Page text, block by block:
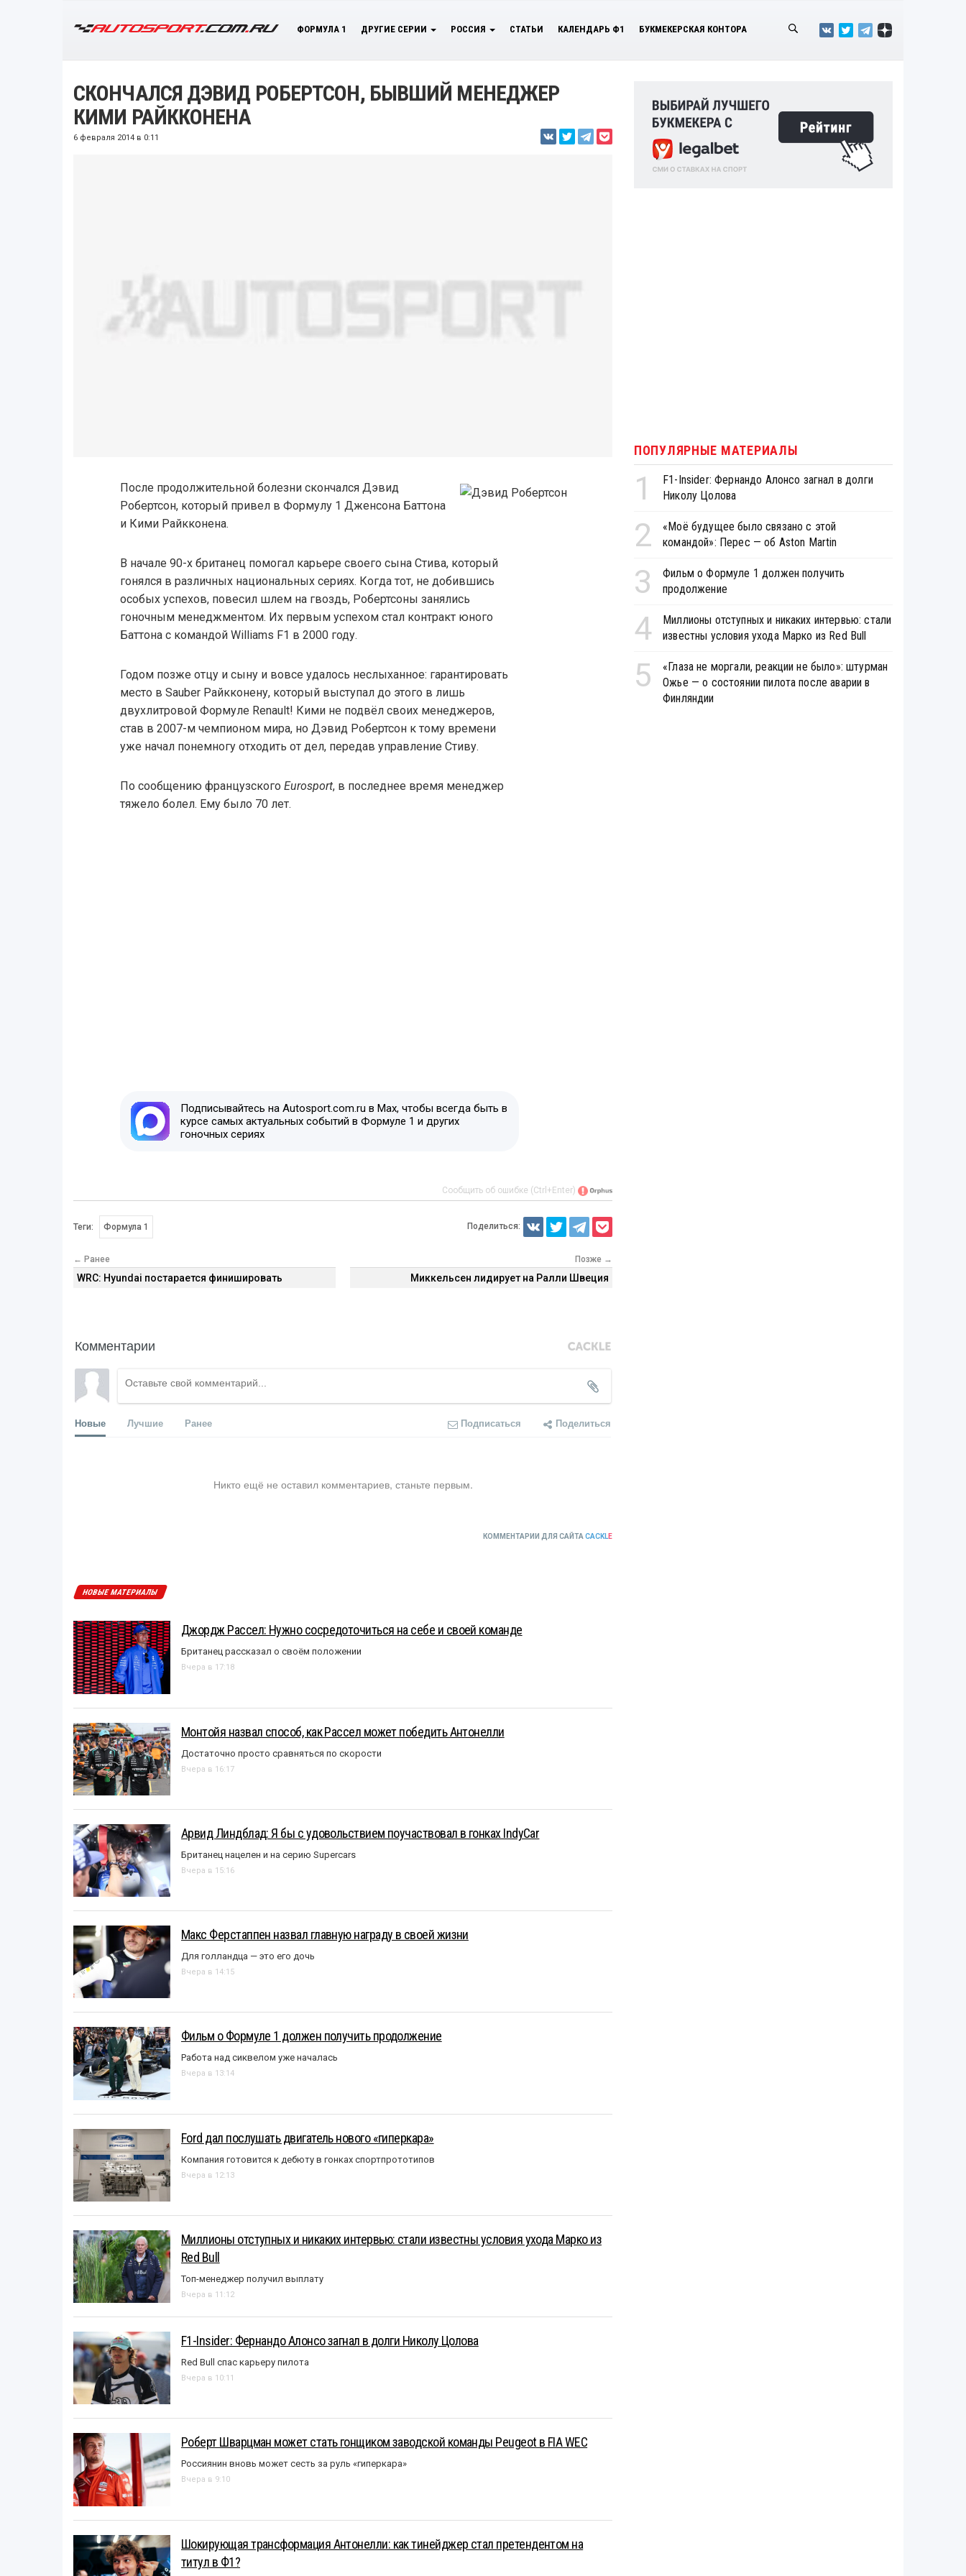
ФОРМУЛА 1 ДРУГИЕ СЕРИИ РОССИЯ СТАТЬИ КАЛЕНДАРЬ Ф1 БУКМЕКЕРСКАЯ КОНТОРА
СКОНЧАЛСЯ ДЭВИД РОБЕРТСОН, БЫВШИЙ МЕНЕДЖЕР
КИМИ РАЙККОНЕНА
6 февраля 2014 в 0:11
После продолжительной болезни скончался Дэвид
Робертсон, который привел в Формулу 1 Дженсона Баттона
и Кими Райкконена.
В начале 90-х британец помогал карьере своего сына Стива, который
гонялся в различных национальных сериях. Когда тот, не добившись
особых успехов, повесил шлем на гвоздь, Робертсоны занялись
гоночным менеджментом. Их первым успехом стал контракт юного
Баттона с командой Williams F1 в 2000 году.
Годом позже отцу и сыну и вовсе удалось неслыханное: гарантировать
место в Sauber Райкконену, который выступал до этого в лишь
двухлитровой Формуле Renault! Кими не подвёл своих менеджеров,
став в 2007-м чемпионом мира, но Дэвид Робертсон к тому времени
уже начал понемногу отходить от дел, передав управление Стиву.
По сообщению французского Eurosport, в последнее время менеджер
тяжело болел. Ему было 70 лет.
Подписывайтесь на Autosport.com.ru в Max, чтобы всегда быть в
курсе самых актуальных событий в Формуле 1 и других
гоночных сериях
Сообщить об ошибке (Ctrl+Enter)
Теги: Формула 1 Поделиться:
← Ранее
WRC: Hyundai постарается финишировать
Позже →
Миккельсен лидирует на Ралли Швеция
Комментарии
Новые Лучшие Ранее Подписаться Поделиться
Никто ещё не оставил комментариев, станьте первым.
КОММЕНТАРИИ ДЛЯ САЙТАCACKLE
НОВЫЕ МАТЕРИАЛЫ
Джордж Рассел: Нужно сосредоточиться на себе и своей команде
Британец рассказал о своём положении
Вчера в 17:18
Монтойя назвал способ, как Рассел может победить Антонелли
Достаточно просто сравняться по скорости
Вчера в 16:17
Арвид Линдблад: Я бы с удовольствием поучаствовал в гонках IndyCar
Британец нацелен и на серию Supercars
Вчера в 15:16
Макс Ферстаппен назвал главную награду в своей жизни
Для голландца — это его дочь
Вчера в 14:15
Фильм о Формуле 1 должен получить продолжение
Работа над сиквелом уже началась
Вчера в 13:14
Ford дал послушать двигатель нового «гиперкара»
Компания готовится к дебюту в гонках спортпрототипов
Вчера в 12:13
Миллионы отступных и никаких интервью: стали известны условия ухода Марко из
Red Bull
Топ-менеджер получил выплату
Вчера в 11:12
F1-Insider: Фернандо Алонсо загнал в долги Николу Цолова
Red Bull спас карьеру пилота
Вчера в 10:11
Роберт Шварцман может стать гонщиком заводской команды Peugeot в FIA WEC
Россиянин вновь может сесть за руль «гиперкара»
Вчера в 9:10
Шокирующая трансформация Антонелли: как тинейджер стал претендентом на
титул в Ф1?
ПОПУЛЯРНЫЕ МАТЕРИАЛЫ
1
F1-Insider: Фернандо Алонсо загнал в долги
Николу Цолова
2
«Моё будущее было связано с этой
командой»: Перес — об Aston Martin
3
Фильм о Формуле 1 должен получить
продолжение
4
Миллионы отступных и никаких интервью: стали
известны условия ухода Марко из Red Bull
5
«Глаза не моргали, реакции не было»: штурман
Ожье — о состоянии пилота после аварии в
Финляндии